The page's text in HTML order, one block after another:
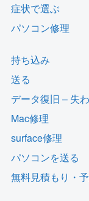
症状で選ぶ
パソコン修理
持ち込み
送る
データ復旧 – 失
Mac修理
surface修理
パソコンを送る
無料見積もり・